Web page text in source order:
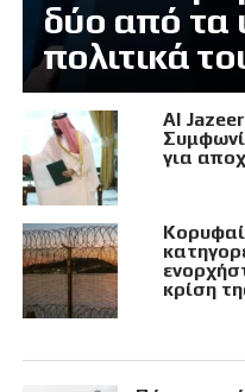
δύο από τα
πολιτικά
Al
για
κρίση